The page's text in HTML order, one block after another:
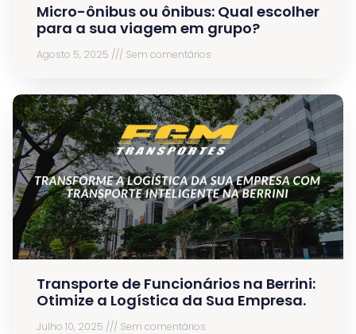
Micro-ônibus ou ônibus: Qual escolher
para a sua viagem em grupo?
Agosto 5, 2025 Sem comentários
Transporte de Funcionários na Berrini:
Otimize a Logística da Sua Empresa.
Julho 10, 2025 Sem comentários